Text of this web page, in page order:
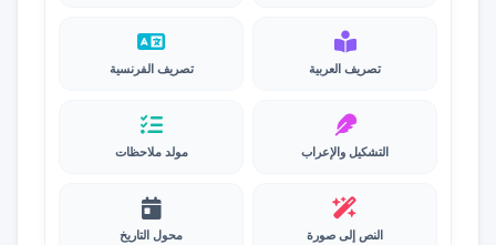
تصريف العربية تصريف الفرنسية
التشكيل والإعراب مولد ملاحظات
النص إلى صورة محول التاريخ